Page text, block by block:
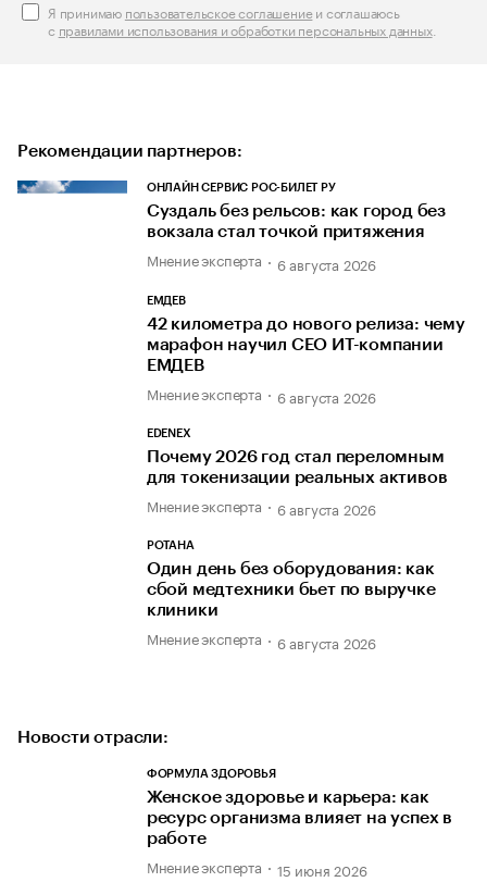
Я принимаю пользовательское соглашениеи соглашаюсь
с правилами использования и обработки персональных данных.
Рекомендации партнеров:
ОНЛАЙН СЕРВИС РОС-БИЛЕТ РУ
Суздаль без рельсов: как город без
вокзала стал точкой притяжения
Мнение эксперта 6 августа 2026
ЕМДЕВ
42 километра до нового релиза: чему
марафон научил СЕО ИТ-компании
ЕМДЕВ
Мнение эксперта 6 августа 2026
EDENEX
Почему 2026 год стал переломным
для токенизации реальных активов
Мнение эксперта 6 августа 2026
РОТАНА
Один день без оборудования: как
сбой медтехники бьет по выручке
клиники
Мнение эксперта 6 августа 2026
Новости отрасли:
ФОРМУЛА ЗДОРОВЬЯ
Женское здоровье и карьера: как
ресурс организма влияет на успех в
работе
Мнение эксперта 15 июня 2026